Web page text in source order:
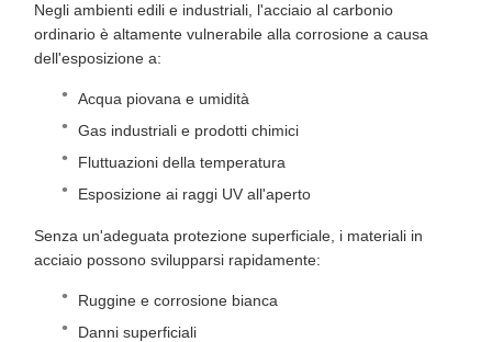
Negli ambienti edili e industriali, l'acciaio al carbonio
ordinario è altamente vulnerabile alla corrosione a causa
dell'esposizione a:
Acqua piovana e umidità
Gas industriali e prodotti chimici
Fluttuazioni della temperatura
Esposizione ai raggi UV all'aperto
Senza un'adeguata protezione superficiale, i materiali in
acciaio possono svilupparsi rapidamente:
Ruggine e corrosione bianca
Danni superficiali